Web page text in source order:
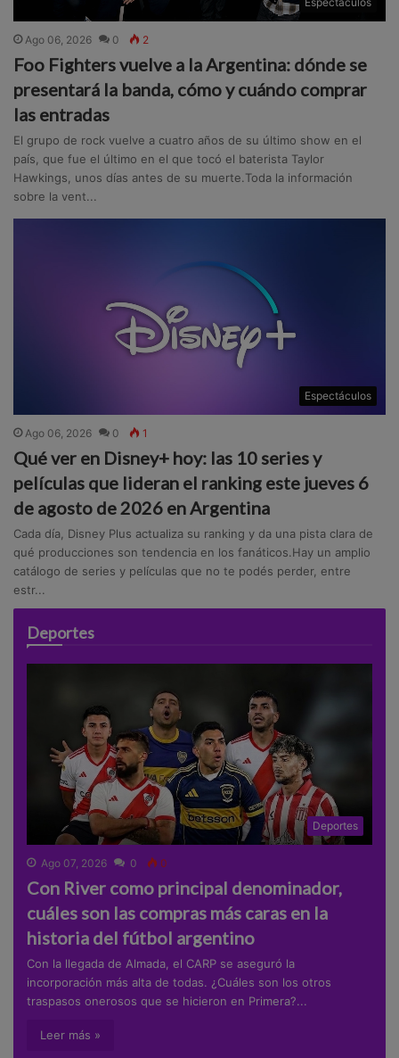
Ago 06, 2026 0 2
Foo Fighters vuelve a la Argentina: dónde se
presentará la banda, cómo y cuándo comprar
las entradas
El grupo de rock vuelve a cuatro años de su último show en el
país, que fue el último en el que tocó el baterista Taylor
Hawkings, unos días antes de su muerte.Toda la información
sobre la vent...
Espectáculos
Ago 06, 2026 0 1
Qué ver en Disney+ hoy: las 10 series y
películas que lideran el ranking este jueves 6
de agosto de 2026 en Argentina
Cada día, Disney Plus actualiza su ranking y da una pista clara de
qué producciones son tendencia en los fanáticos.Hay un amplio
catálogo de series y películas que no te podés perder, entre
estr...
Deportes
Deportes
Ago 07, 2026 0 0
Con River como principal denominador,
cuáles son las compras más caras en la
historia del fútbol argentino
Con la llegada de Almada, el CARP se aseguró la
incorporación más alta de todas. ¿Cuáles son los otros
traspasos onerosos que se hicieron en Primera?...
Leer más »